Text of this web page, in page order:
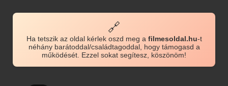
🔗
Ha tetszik az oldal kérlek oszd meg a filmesoldal.hu-t
néhány barátoddal/családtagoddal, hogy támogasd a
működését. Ezzel sokat segítesz, köszönöm!